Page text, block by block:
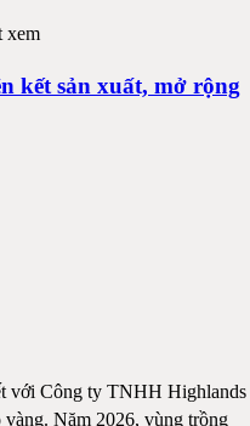
xem
kết sản xuất, mở rộng
với Công ty TNHH Highlands
Năm 2026, vùng trồng